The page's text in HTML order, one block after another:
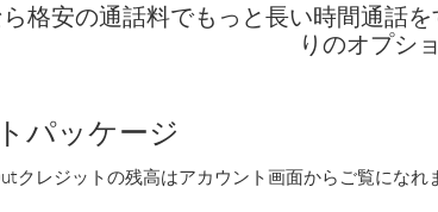
格安の通話料でもっと長い時間通話
りのオプシ
パッケージ
クレジットの残高はアカウント画面からご覧にな